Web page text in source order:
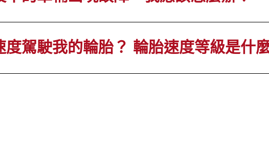
駕駛我的輪胎？ 輪胎速度等級是什